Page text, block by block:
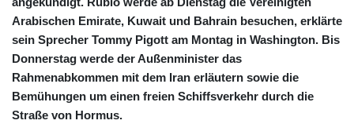
Arabischen Emirate, Kuwait und Bahrain besuchen, erklärte
sein Sprecher Tommy Pigott am Montag in Washington. Bis
Donnerstag werde der Außenminister das
Rahmenabkommen mit dem Iran erläutern sowie die
Bemühungen um einen freien Schiffsverkehr durch die
Straße von Hormus.